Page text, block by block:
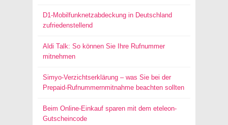
D1-Mobilfunknetzabdeckung in Deutschland
zufriedenstellend
Aldi Talk: So können Sie Ihre Rufnummer
mitnehmen
Simyo-Verzichtserklärung – was Sie bei der
Prepaid-Rufnummernmitnahme beachten sollten
Beim Online-Einkauf sparen mit dem eteleon-
Gutscheincode